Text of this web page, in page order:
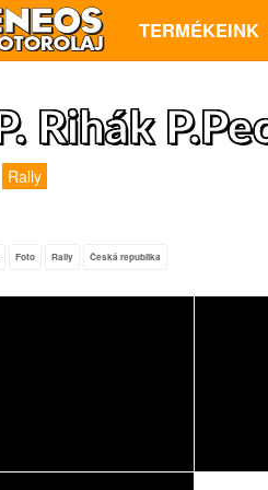
TERMÉKEINK
P. Rihák
Rally
Foto Rally Česká republika